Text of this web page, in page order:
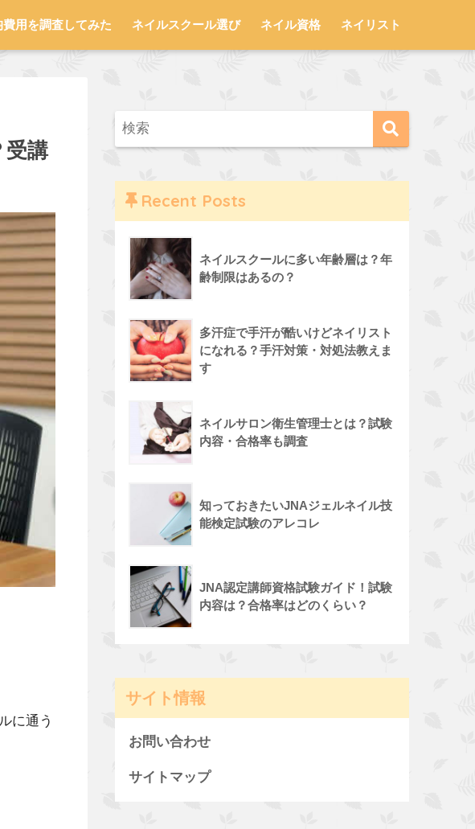
用を調査してみた ネイルスクール選び ネイル資格 ネイリスト
受講
に通う
Recent Posts
ネイルスクールに多い年齢層は？年
齢制限はあるの？
多汗症で手汗が酷いけどネイリスト
になれる？手汗対策・対処法教えま
す
ネイルサロン衛生管理士とは？試験
内容・合格率も調査
知っておきたいJNAジェルネイル技
能検定試験のアレコレ
JNA認定講師資格試験ガイド！試験
内容は？合格率はどのくらい？
サイト情報
お問い合わせ
サイトマップ